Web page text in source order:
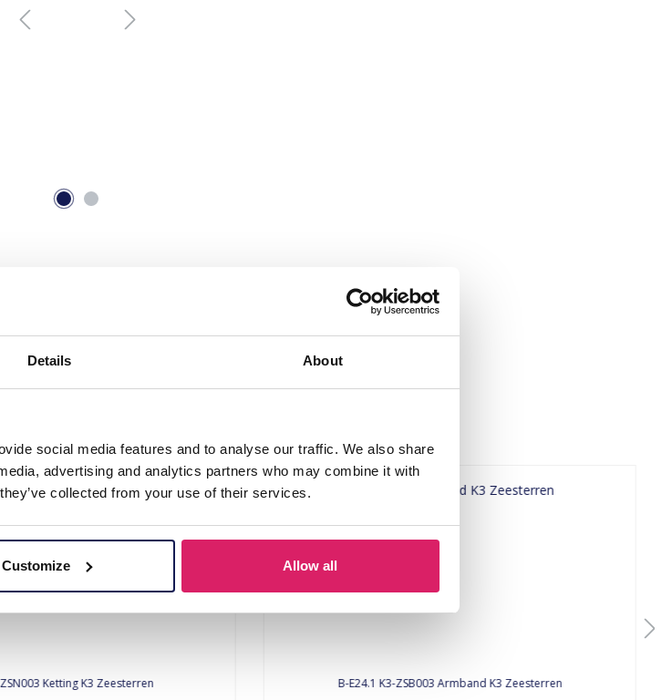
Details About
social media features and to analyse our traffic. We also share
advertising and analytics partners who may combine it with
collected from your use of their services.
Customize Allow all
ZSN003 Ketting K3 Zeesterren B-E24.1 K3-ZSB003 Armband K3 Zeesterren